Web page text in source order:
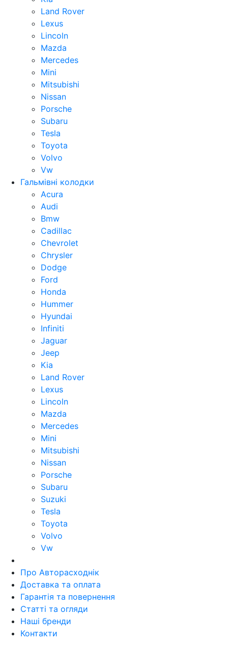
Land Rover
Lexus
Lincoln
Mazda
Mercedes
Mini
Mitsubishi
Nissan
Porsche
Subaru
Tesla
Toyota
Volvo
Vw
Гальмівні колодки
Acura
Audi
Bmw
Cadillac
Chevrolet
Chrysler
Dodge
Ford
Honda
Hummer
Hyundai
Infiniti
Jaguar
Jeep
Kia
Land Rover
Lexus
Lincoln
Mazda
Mercedes
Mini
Mitsubishi
Nissan
Porsche
Subaru
Suzuki
Tesla
Toyota
Volvo
Vw
Про Авторасходнік
Доставка та оплата
Гарантія та повернення
Статті та огляди
Наші бренди
Контакти